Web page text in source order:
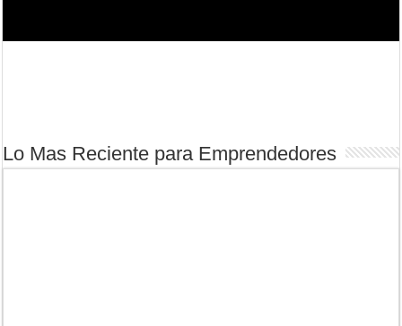
Lo Mas Reciente para Emprendedores